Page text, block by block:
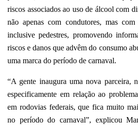
riscos associados ao uso de álcool com
não apenas com condutores, mas
inclusive pedestres, promovendo
riscos e danos que advêm do consumo
uma marca do período de carnaval.
“A gente inaugura uma nova parceira,
especificamente em relação ao
em rodovias federais, que fica muito
no período do carnaval”, explicou